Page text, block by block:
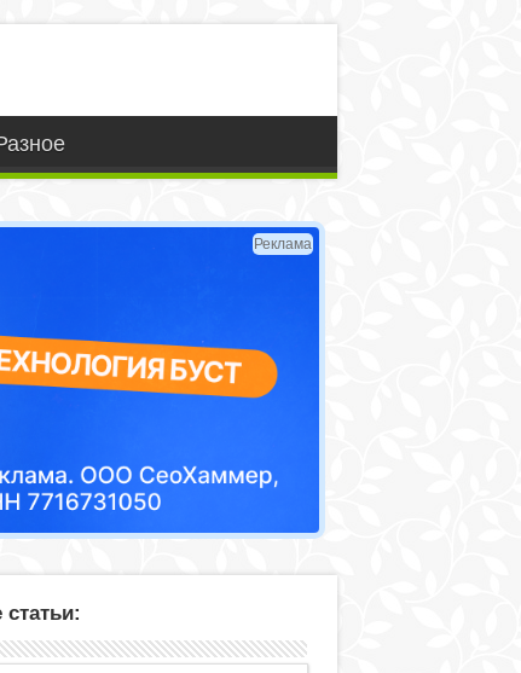
Реклама
статьи: